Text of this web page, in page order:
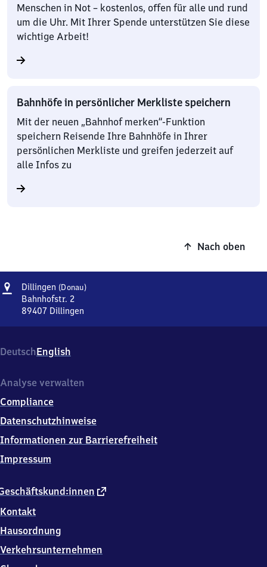
Menschen in Not – kostenlos, offen für alle und rund
um die Uhr. Mit Ihrer Spende unterstützen Sie diese
wichtige Arbeit!
Bahnhöfe in persönlicher Merkliste speichern
Mit der neuen „Bahnhof merken“-Funktion
speichern Reisende Ihre Bahnhöfe in Ihrer
persönlichen Merkliste und greifen jederzeit auf
alle Infos zu
Nach oben
Adresse
Dillingen (Donau)Dillingen
Bahnhofstr. 2
89407 Dillingen
Bahnhofstr.
2,
9
0
7
DeutschEnglish
externer
Kontakt
Hausordnung
Verkehrsunternehmen
Analyse verwalten
Compliance
Datenschutzhinweise
Informationen zur Barrierefreiheit
Impressum